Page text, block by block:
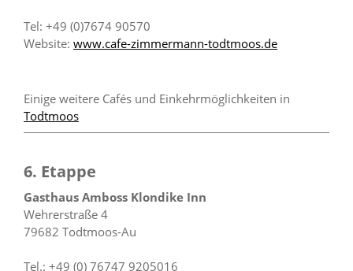
Tel: +49 (0)7674 90570
Website: www.cafe-zimmermann-todtmoos.de
Einige weitere Cafés und Einkehrmöglichkeiten in
Todtmoos
6. Etappe
Gasthaus Amboss Klondike Inn
Wehrerstraße 4
79682 Todtmoos-Au
Tel.: +49 (0) 76747 9205016